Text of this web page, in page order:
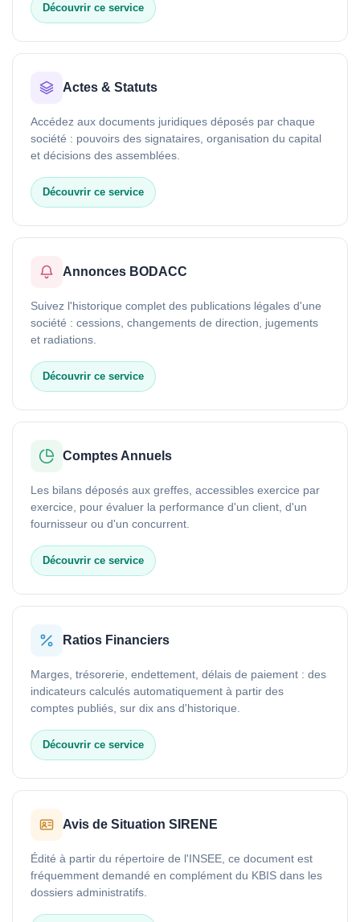
Découvrir ce service
Actes & Statuts
Accédez aux documents juridiques déposés par chaque
société : pouvoirs des signataires, organisation du capital
et décisions des assemblées.
Découvrir ce service
Annonces BODACC
Suivez l'historique complet des publications légales d'une
société : cessions, changements de direction, jugements
et radiations.
Découvrir ce service
Comptes Annuels
Les bilans déposés aux greffes, accessibles exercice par
exercice, pour évaluer la performance d'un client, d'un
fournisseur ou d'un concurrent.
Découvrir ce service
Ratios Financiers
Marges, trésorerie, endettement, délais de paiement : des
indicateurs calculés automatiquement à partir des
comptes publiés, sur dix ans d'historique.
Découvrir ce service
Avis de Situation SIRENE
Édité à partir du répertoire de l'INSEE, ce document est
fréquemment demandé en complément du KBIS dans les
dossiers administratifs.